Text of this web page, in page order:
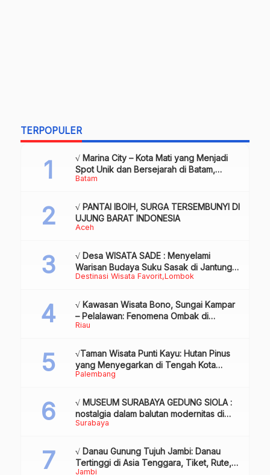
TERPOPULER
Batam
√ Marina City – Kota Mati yang Menjadi
Spot Unik dan Bersejarah di Batam,
Review & Info
Aceh
√ PANTAI IBOIH, SURGA TERSEMBUNYI DI
UJUNG BARAT INDONESIA
Destinasi Wisata Favorit Lombok
√ Desa WISATA SADE : Menyelami
Warisan Budaya Suku Sasak di Jantung
Lombok
Riau
√ Kawasan Wisata Bono, Sungai Kampar
– Pelalawan: Fenomena Ombak di
Tengah Sungai yang Mendunia, Review
Palembang
√Taman Wisata Punti Kayu: Hutan Pinus
yang Menyegarkan di Tengah Kota
Palembang
Surabaya
√ MUSEUM SURABAYA GEDUNG SIOLA :
nostalgia dalam balutan modernitas di
tengah kota pahlawan, Review & Info
Jambi
√ Danau Gunung Tujuh Jambi: Danau
Tertinggi di Asia Tenggara, Tiket, Rute,